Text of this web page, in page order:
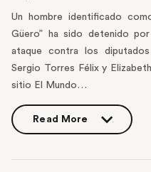
Un hombre identificado
Güero” ha sido detenido
ataque contra los
Sergio Torres Félix y
sitio El Mundo…
Read More